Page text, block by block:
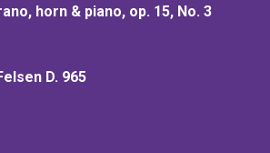
horn & piano, op. 15, No. 3
D. 965